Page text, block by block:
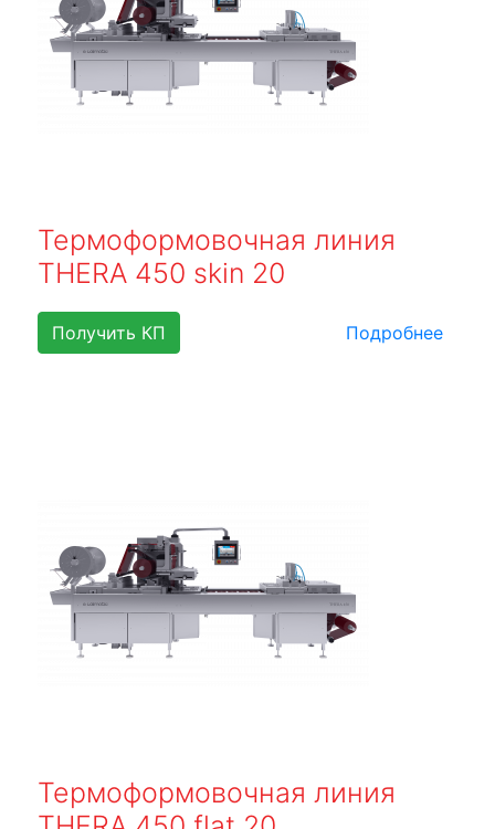
Термоформовочная линия
THERA 450 skin 20
Получить КП Подробнее
Термоформовочная линия